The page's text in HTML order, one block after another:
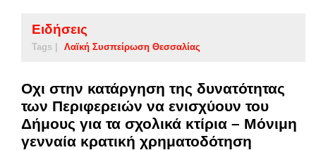
Ειδήσεις
Tags | Λαϊκή Συσπείρωση Θεσσαλίας
Οχι στην κατάργηση της δυνατότητας
των Περιφερειών να ενισχύουν του
Δήμους για τα σχολικά κτίρια – Μόνιμη
γενναία κρατική χρηματοδότηση